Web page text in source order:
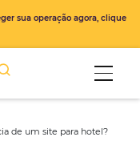
proteger sua operação